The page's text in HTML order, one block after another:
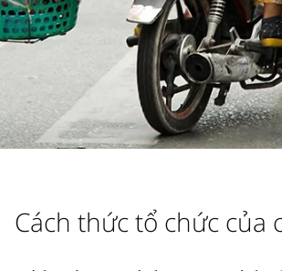
Cách thức tổ chức của